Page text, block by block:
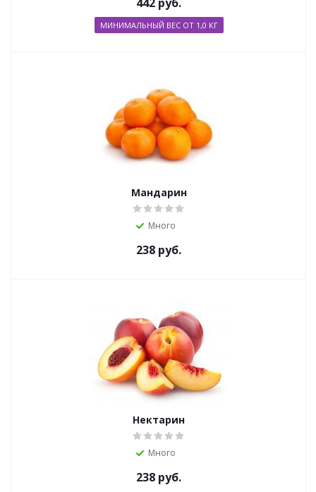
МИНИМАЛЬНЫЙ ВЕС ОТ 1,0 КГ
Мандарин
Много
238 руб.
Нектарин
Много
238 руб.